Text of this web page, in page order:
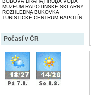
BOBOVÁ DRÁHA HRUBÁ VODA
MUZEUM RAPOTÍNSKÉ SKLÁRNY
ROZHLEDNA BUKOVKA
TURISTICKÉ CENTRUM RAPOTÍN
Počasí v ČR